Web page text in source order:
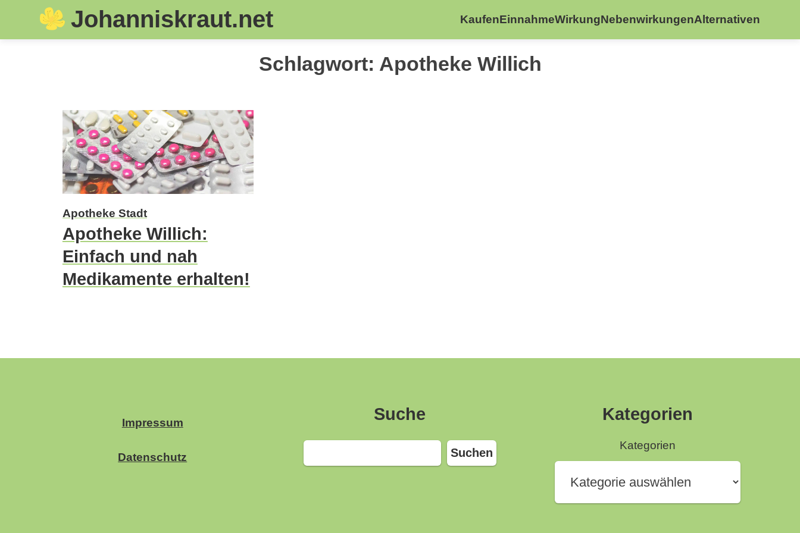
Johanniskraut.net KaufenEinnahmeWirkungNebenwirkungenAlternativen
Schlagwort: Apotheke Willich
Apotheke Stadt
Apotheke Willich:
Einfach und nah
Medikamente erhalten!
Impressum
Datenschutz
Suche
Suchen
Suchen
Kategorien
Kategorien